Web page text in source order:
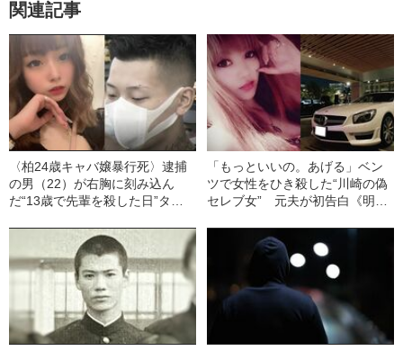
関連記事
〈柏24歳キャバ嬢暴行死〉逮捕
の男（22）が右胸に刻み込ん
だ“13歳で先輩を殺した日”タト
腹などを複数回殴打し……「俺
に楯突くとこうなるんだ」《腕
の刺青写真》
「もっといいの。あげる」ベン
ツで女性をひき殺した“川崎の偽
セレブ女” 元夫が初告白《明大